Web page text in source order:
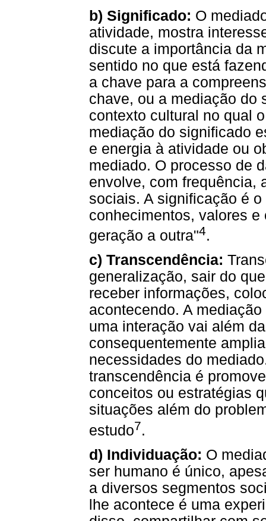
b) Significado: O
atividade, mostra
discute a importância da
sentido no que está
a chave para a
chave, ou a mediação do
contexto cultural no qual
mediação do significado
e energia à atividade ou
mediado. O processo de
envolve, com frequência,
sociais. A significação é
conhecimentos, valores
geração a outra"4.
c) Transcendência:
generalização, sair do
receber informações,
acontecendo. A
uma interação vai além
consequentemente
necessidades do
transcendência é
conceitos ou estratégias
situações além do
estudo7.
d) Individuação: O
ser humano é único,
a diversos segmentos
lhe acontece é uma